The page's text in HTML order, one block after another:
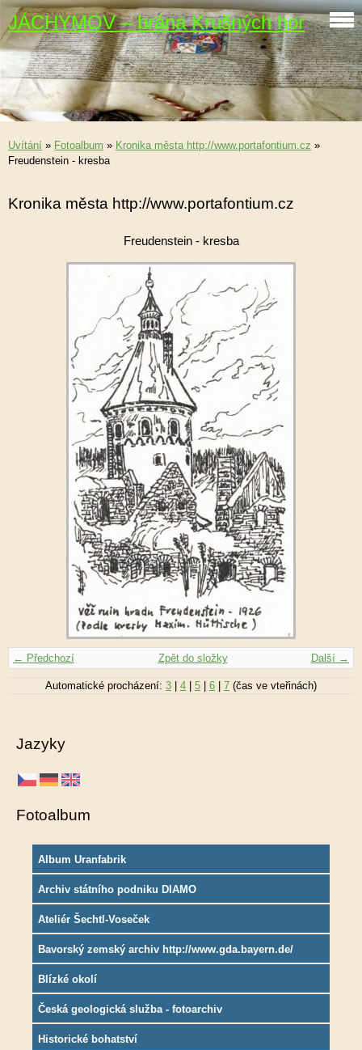
JÁCHYMOV – brána Krušných hor
Uvítání » Fotoalbum » Kronika města http://www.portafontium.cz »
Freudenstein - kresba
Kronika města http://www.portafontium.cz
Freudenstein - kresba
← Předchozí Další →
Zpět do složky
Automatické procházení: 3 4 5 6 7 (čas ve vteřinách)
Jazyky
Fotoalbum
Album Uranfabrik
Archiv státního podniku DIAMO
Ateliér Šechtl-Voseček
Bavorský zemský archiv http://www.gda.bayern.de/
Blízké okolí
Česká geologická služba - fotoarchiv
Historické bohatství